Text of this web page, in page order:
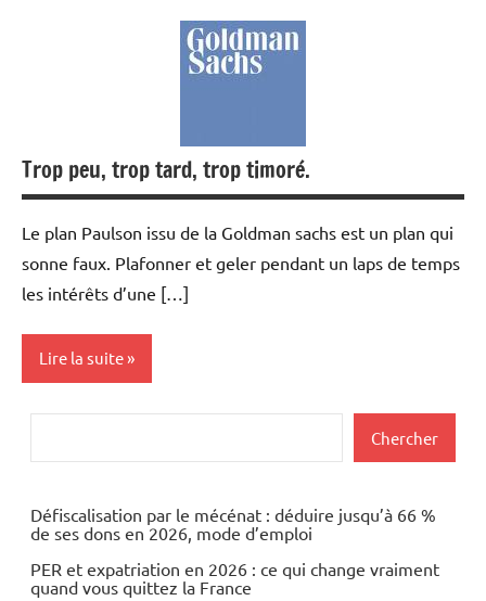
Trop peu, trop tard, trop timoré.
Le plan Paulson issu de la Goldman sachs est un plan qui
sonne faux. Plafonner et geler pendant un laps de temps
les intérêts d’une […]
Lire la suite
Economie
Immobilier
Chercher
Défiscalisation par le mécénat : déduire jusqu’à 66 %
de ses dons en 2026, mode d’emploi
PER et expatriation en 2026 : ce qui change vraiment
quand vous quittez la France